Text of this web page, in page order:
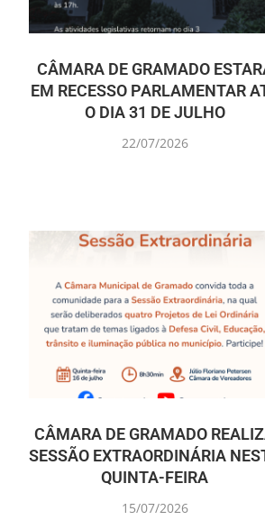
CÂMARA DE GRAMADO
EM RECESSO PARLAMENTAR
O DIA 31 DE JULHO
22/07/2026
CÂMARA DE GRAMADO
SESSÃO EXTRAORDINÁRIA
QUINTA-FEIRA
15/07/2026